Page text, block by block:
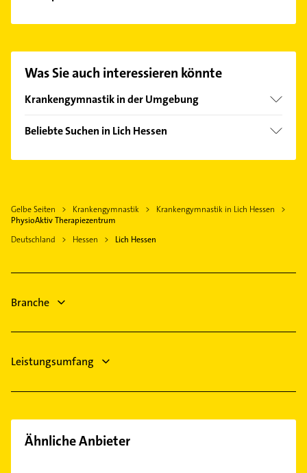
Hier finden Sie alleKontaktdaten
Was Sie auch interessieren könnte
Krankengymnastik in der Umgebung
Fernwald
Pohlheim
Langgöns
Linden Hessen
Gießen
Grünberg Hessen
Beliebte Suchen in Lich Hessen
Steuerberater
Heizungsbauer
Elektroinstallation
Elektriker
Gelbe Seiten Krankengymnastik
Krankengymnastik in Lich Hessen
PhysioAktiv Therapiezentrum
Deutschland
Hessen Lich Hessen
Branche
Leistungsumfang
Ähnliche Anbieter